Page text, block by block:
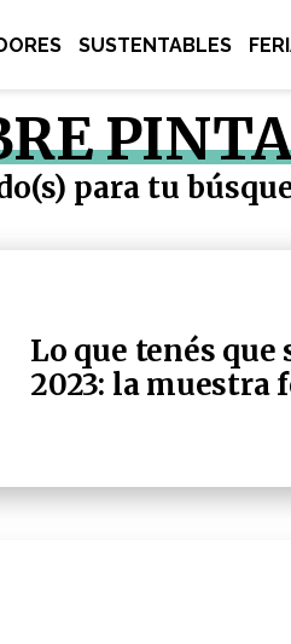
SUSTENTABLES
para tu
Lo que tenés
2023: la muestra